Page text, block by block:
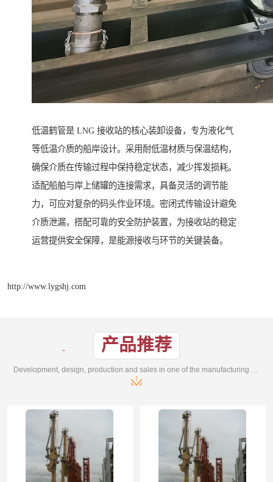
低温鹤管是 LNG 接收站的核心装卸设备，专为液化气
等低温介质的船岸设计。采用耐低温材质与保温结构，
确保介质在传输过程中保持稳定状态，减少挥发损耗。
适配船舶与岸上储罐的连接需求，具备灵活的调节能
力，可应对复杂的码头作业环境。密闭式传输设计避免
介质泄漏，搭配可靠的安全防护装置，为接收站的稳定
运营提供安全保障，是能源接收与环节的关键装备。
http://www.lygshj.com
产品推荐